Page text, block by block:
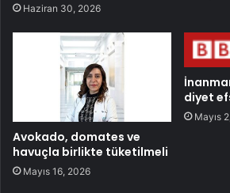
Haziran 30, 2026
Avokado, domates ve
havuçla birlikte tüketilmeli
Mayıs 16, 2026
diyet
Mayıs